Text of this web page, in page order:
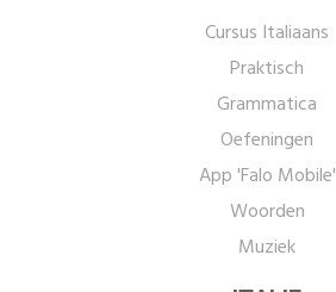
Cursus Italiaans
Praktisch
Grammatica
Oefeningen
App 'Falo Mobile'
Woorden
Muziek